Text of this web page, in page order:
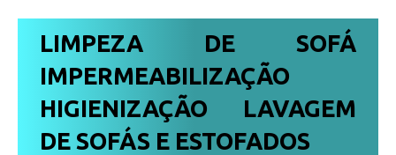
LIMPEZA DE SOFÁ
IMPERMEABILIZAÇÃO
HIGIENIZAÇÃO LAVAGEM
DE SOFÁS E ESTOFADOS